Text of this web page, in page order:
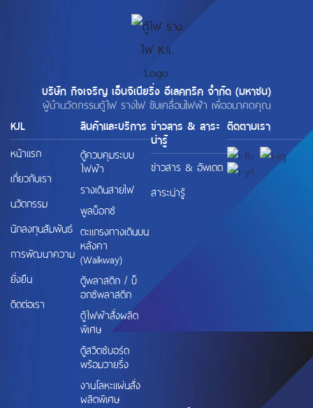
บริษัท กิจเจริญ เอ็นจิเนียริ่ง อีเลคทริค จำกัด (มหาชน)
ผู้นำนวัตกรรมตู้ไฟ รางไฟ ขับเคลื่อนไฟฟ้า เพื่ออนาคตคุณ
KJL
หน้าแรก
เกี่ยวกับเรา
นวัตกรรม
นักลงทุนสัมพันธ์
การพัฒนาความ
ยั่งยืน
ติดต่อเรา
สินค้าและบริการ
ตู้ควบคุมระบบ
ไฟฟ้า
รางเดินสายไฟ
พูลบ็อกซ์
ตะแกรงทางเดินบน
หลังคา
(Walkway)
ตู้พลาสติก / บ็
อกซ์พลาสติก
ตู้ไฟฟ้าสั่งผลิต
พิเศษ
ตู้สวิตช์บอร์ด
พร้อมวายริ่ง
งานโลหะแผ่นสั่ง
ผลิตพิเศษ
ข่าวสาร & สาระ
น่ารู้
ข่าวสาร & อัพเดต
สาระน่ารู้
ติดตามเรา